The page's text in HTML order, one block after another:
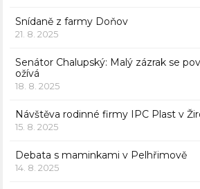
Snídaně z farmy Doňov
21. 8. 2025
Senátor Chalupský: Malý zázrak se
ožívá
18. 8. 2025
Návštěva rodinné firmy IPC Plast v
15. 8. 2025
Debata s maminkami v Pelhřimově
14. 8. 2025